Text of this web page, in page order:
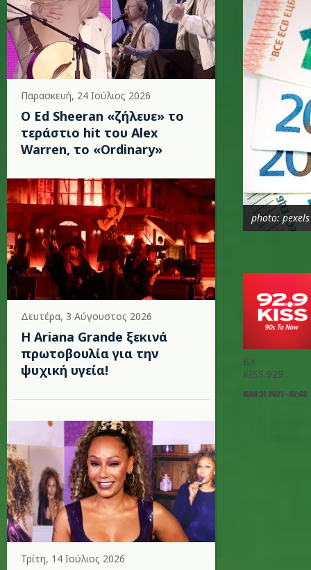
Παρασκευή, 24 Ιούλιος 2026
Ο Ed Sheeran «ζήλευε» το
τεράστιο hit του Alex
Warren, το «Ordinary»
Δευτέρα, 3 Αύγουστος 2026
Η Ariana Grande ξεκινά
πρωτοβουλία για την
ψυχική υγεία!
Τρίτη, 14 Ιούλιος 2026
photo: pexels
BY
KISS 929
MAR 31 2021 - 07:48